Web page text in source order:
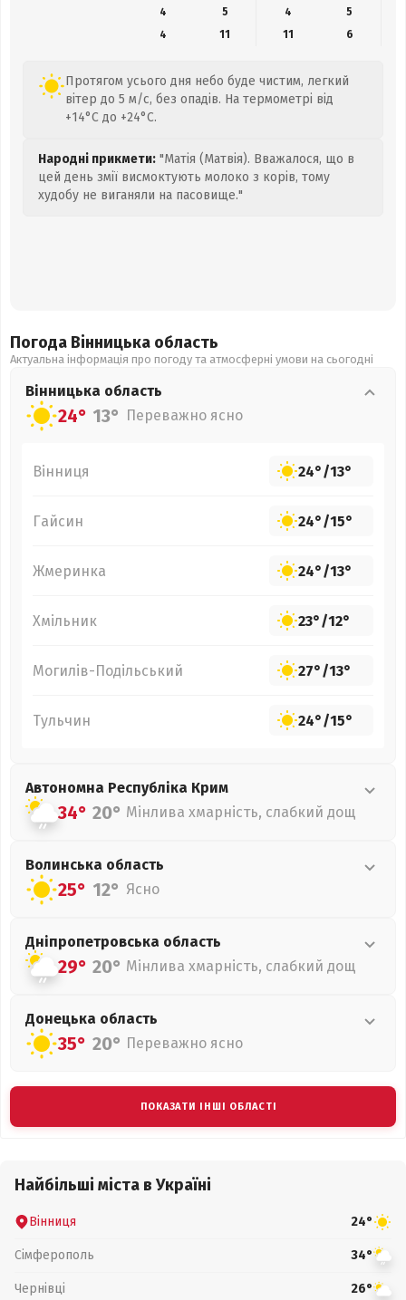
4
5 4
5
4
11 11 6
Протягом усього дня небо буде чистим, легкий
вітер до 5 м/с, без опадів. На термометрі від
+14°C до +24°C.
Народні прикмети: "Матія (Матвія). Вважалося, що в
цей день змії висмоктують молоко з корів, тому
худобу не виганяли на пасовище."
Погода Вінницька область
Актуальна інформація про погоду та атмосферні умови на сьогодні
Вінницька область
24° 13° Переважно ясно
Вінниця 24°/13°
Гайсин 24°/15°
Жмеринка 24°/13°
Хмільник 23°/12°
Могилів-Подільський 27°/13°
Тульчин 24°/15°
Автономна Республіка Крим
34° 20° Мінлива хмарність, слабкий дощ
Волинська область
25° 12° Ясно
Дніпропетровська область
29° 20° Мінлива хмарність, слабкий дощ
Донецька область
35° 20° Переважно ясно
ПОКАЗАТИ ІНШІ ОБЛАСТІ
Найбільші міста в Україні
Вінниця 24°
Сімферополь 34°
Чернівці 26°